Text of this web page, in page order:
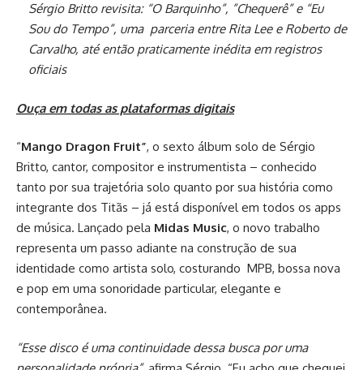
Sérgio Britto revisita: “O Barquinho”, ”Chequerê” e “Eu
Sou do Tempo”, uma parceria entre Rita Lee e Roberto de
Carvalho, até então praticamente inédita em registros
oficiais
Ouça em todas as plataformas digitais
“Mango Dragon Fruit”, o sexto álbum solo de Sérgio
Britto, cantor, compositor e instrumentista – conhecido
tanto por sua trajetória solo quanto por sua história como
integrante dos Titãs – já está disponível em todos os apps
de música. Lançado pela Midas Music, o novo trabalho
representa um passo adiante na construção de sua
identidade como artista solo, costurando MPB, bossa nova
e pop em uma sonoridade particular, elegante e
contemporânea.
“Esse disco é uma continuidade dessa busca por uma